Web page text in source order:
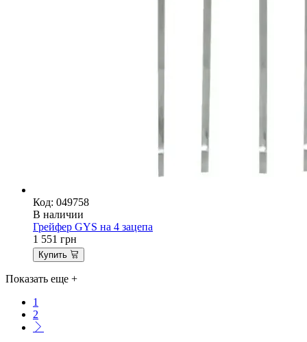
Код: 049758
В наличии
Грейфер GYS на 4 зацепа
1 551 грн
Купить
Показать еще +
1
2